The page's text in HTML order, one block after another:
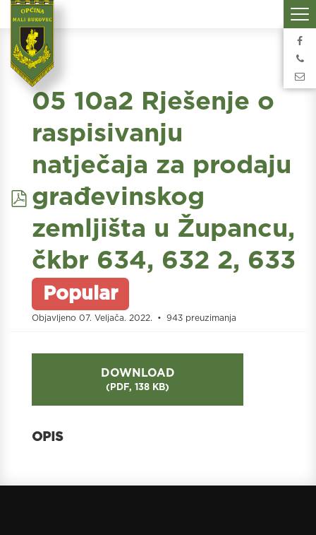
pdf
05 10a2 Rješenje o
raspisivanju
natječaja za prodaju
građevinskog
zemljišta u Župancu,
čkbr 634, 632 2, 633
Popular
Objavljeno 07. Veljača. 2022. 943 preuzimanja
DOWNLOAD
( PDF, 138 KB)